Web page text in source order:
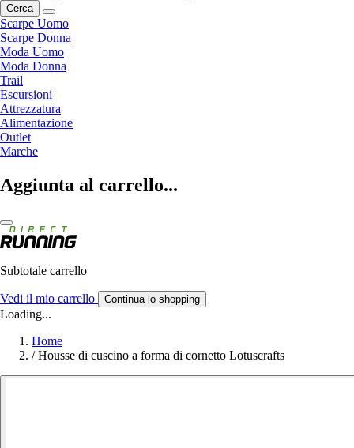
Cerca
Scarpe Uomo
Scarpe Donna
Moda Uomo
Moda Donna
Trail
Escursioni
Attrezzatura
Alimentazione
Outlet
Marche
Aggiunta al carrello...
Subtotale carrello
Vedi il mio carrello Continua lo shopping
Loading...
Home
/ Housse di cuscino a forma di cornetto Lotuscrafts